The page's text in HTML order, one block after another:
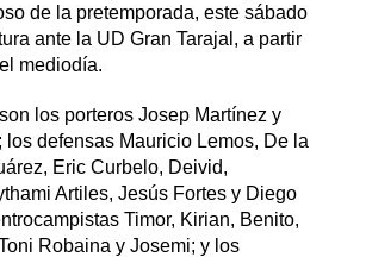
de la pretemporada, este sábado
ante la UD Gran Tarajal, a partir
mediodía.
los porteros Josep Martínez y
los defensas Mauricio Lemos, De la
Eric Curbelo, Deivid,
Artiles, Jesús Fortes y Diego
Timor, Kirian, Benito,
Robaina y Josemi; y los